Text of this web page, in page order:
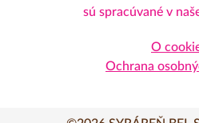
sú spracúvané v
O
Ochrana